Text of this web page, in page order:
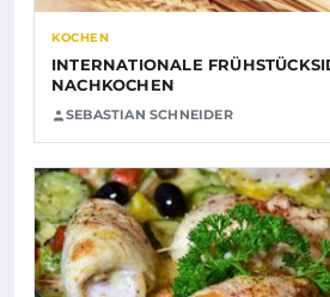
KOCHEN
INTERNATIONALE
NACHKOCHEN
SEBASTIAN SCHNEIDER